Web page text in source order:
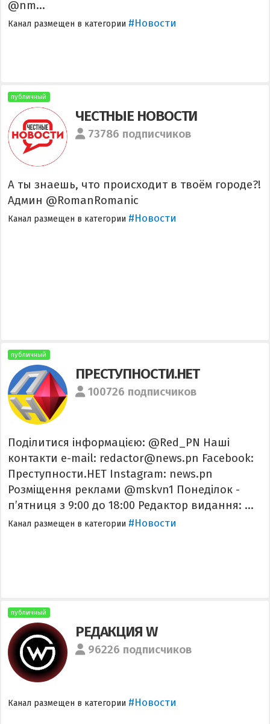
@nm...
Канал размещен в категории #Новости
публичный
ЧЕСТНЫЕ НОВОСТИ
73786 подписчиков
А ты знаешь, что происходит в твоём городе?!
Админ @RomanRomanic
Канал размещен в категории #Новости
публичный
ПРЕСТУПНОСТИ.НЕТ
100726 подписчиков
Поділитися інформацією: @Red_PN Наші
контакти e-mail: redactor@news.pn Facebook:
Преступности.НЕТ Instagram: news.pn
Розміщення реклами @mskvn1 Понеділок -
п’ятниця з 9:00 до 18:00 Редактор видання: ...
Канал размещен в категории #Новости
публичный
РЕДАКЦИЯ W
96226 подписчиков
Канал размещен в категории #Новости